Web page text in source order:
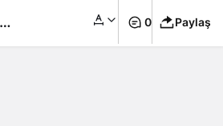
0 Paylaş